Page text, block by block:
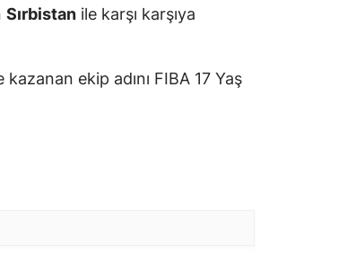
Sırbistan ile karşı karşıya
ekip adını FIBA 17 Yaş